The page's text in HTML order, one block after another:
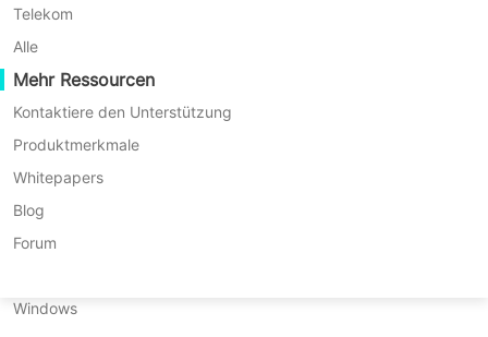
C2V-Migration
P2C-Migration
Wiederherstellbarkeit
VM-Wiederherstellungsüberprüfung
OS-Wiederherstellungsüberprüfung
Datensicherheit
Oracle OLVM
XenServer/Citrix Hypervisor
KayGrid
InCloud Sphere
Arcfra
FusionOne Compute
NexaVM
Physischer Server
Windows
Telekom
Alle
Mehr Ressourcen
Kontaktiere den Unterstützung
Produktmerkmale
Whitepapers
Blog
Forum